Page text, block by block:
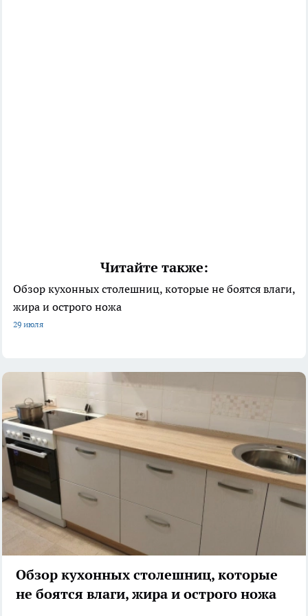
Читайте также:
Обзор кухонных столешниц, которые не боятся влаги,
жира и острого ножа
29 июля
Обзор кухонных столешниц, которые
не боятся влаги, жира и острого ножа